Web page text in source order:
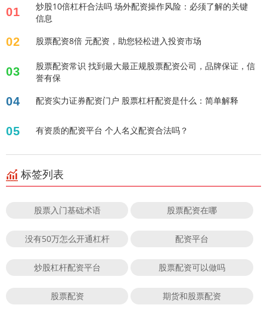
01
炒股10倍杠杆合法吗 场外配资操作风险：必须了解的关键
信息
02 股票配资8倍 元配资，助您轻松进入投资市场
03
股票配资常识 找到最大最正规股票配资公司，品牌保证，信
誉有保
04 配资实力证券配资门户 股票杠杆配资是什么：简单解释
05 有资质的配资平台 个人名义配资合法吗？
标签列表
股票入门基础术语 股票配资在哪
没有50万怎么开通杠杆 配资平台
炒股杠杆配资平台 股票配资可以做吗
股票配资 期货和股票配资